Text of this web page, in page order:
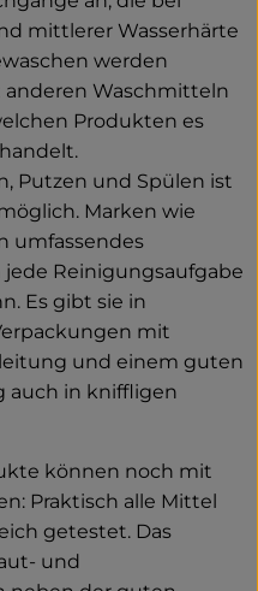
mittlerer Wasserhärte
werden
anderen Waschmitteln
Produkten es
Putzen und Spülen ist
Marken wie
umfassendes
Reinigungsaufgabe
Es gibt sie in
mit
und einem guten
auch in kniffligen
können noch mit
Praktisch alle Mittel
getestet. Das
und